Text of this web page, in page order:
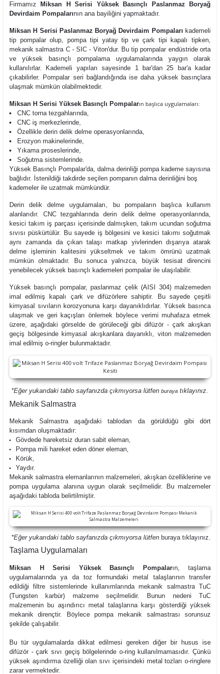
Firmamız
Miksan H Serisi Yüksek Basınçlı Paslanmaz Boryağ
Devirdaim Pompalarının ana bayiliğini yapmaktadır.
Miksan H Serisi Paslanmaz Boryağ Devirdaim Pompaları kademeli
tip pompalar olup, pompa tipi yatay tip ve çark tipi kapalı tipken,
mekanik salmastra C - SIC - Viton'dur. Bu tip pompalar endüstride orta
ve yüksek basınçlı pompalama uygulamalarında yaygın olarak
kullanılırlar. Kademeli yapıları sayesinde 1 bar'dan 25 bar'a kadar
çıkabilirler. Pompalar seri bağlandığında ise daha yüksek basınçlara
ulaşmak mümkün olabilmektedir.
Miksan H Serisi Yüksek Basınçlı Pompaların başlıca uygulamaları:
CNC torna tezgahlarında,
CNC iş merkezlerinde,
Özellikle derin delik delme operasyonlarında,
Erozyon makinelerinde,
Yıkama proseslerinde,
Soğutma sistemlerinde.
Yüksek Basınçlı Pompalar'da, dalma derinliği pompa kademe sayısına
bağlıdır. İstenildiği takdirde seçilen pompanın dalma derinliğini boş
kademeler ile uzatmak mümkündür.
Derin delik delme uygulamaları, bu pompaların başlıca kullanım
alanlarıdır. CNC tezgahlarında derin delik delme operasyonlarında,
kesici takım iş parçası içerisinde dalmışken, takım ucundan soğutma
sıvısı püskürtülür. Bu sayede iş bölgesini ve kesici takımı soğutmak
aynı zamanda da çıkan talaşı matkap yivlerinden dışarıya atarak
delme işleminin kalitesini yükseltmek ve takım ömrünü uzatmak
mümkün olmaktadır. Bu sonuca yalnızca, büyük tesisat direncini
yenebilecek yüksek basınçlı kademeleri pompalar ile ulaşılabilir.
Yüksek basınçlı pompalar, paslanmaz çelik (AISI 304) malzemeden
imal edilmiş kapalı çark ve difüzörlere sahiptir. Bu sayede çeşitli
kimyasal sıvıların korozyonuna karşı dayanıklıdırlar. Yüksek basınca
ulaşmak ve geri kaçışları önlemek böylece verimi muhafaza etmek
üzere, aşağıdaki görselde de görüleceği gibi difüzör - çark akışkan
geçiş bölgesinde kimyasal akışkanlara dayanıklı, viton malzemeden
imal edilmiş o-ringler bulunmaktadır.
*Eğer yukarıdaki tablo sayfanızda çıkmıyorsa lütfen buraya tıklayınız.
Mekanik Salmastra
Mekanik Salmastra aşağıdaki tablodan da görüldüğü gibi dört
kısımdan oluşmaktadır:
Gövdede hareketsiz duran sabit eleman,
Pompa mili hareket eden döner eleman,
Körük,
Yaydır.
Mekanik salmastra elemanlarının malzemeleri, akışkan özelliklerine ve
pompa uygulama alanına uygun olarak seçilmelidir. Bu malzemeler
aşağıdaki tabloda belirtilmiştir.
*Eğer yukarıdaki tablo sayfanızda çıkmıyorsa lütfen burayatıklayınız.
Taşlama Uygulamaları
Miksan H Serisi Yüksek Basınçlı Pompaların, taşlama
uygulamalarında ya da toz formundaki metal talaşlarının transfer
edildiği filtre sistemlerinde kullanımlarında mekanik salmastra TuC
(Tungsten karbür) malzeme seçilmelidir. Bunun nedeni TuC
malzemenin bu aşındırıcı metal talaşlarına karşı gösterdiği yüksek
mekanik dirençtir. Böylece pompa mekanik salmastrası sorunsuz
şekilde çalışabilir.
Bu tür uygulamalarda dikkat edilmesi gereken diğer bir husus ise
difüzör - çark sıvı geçiş bölgelerinde o-ring kullanılmamasıdır. Çünkü
yüksek aşındırma özelliği olan sıvı içerisindeki metal tozları o-ringlere
zarar vermektedir.